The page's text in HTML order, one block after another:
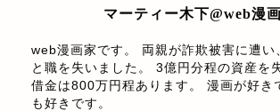
マーティー木下@web漫
web漫画家です。 両親が詐欺被害に遭い
と職を失いました。 3億円分程の資産を
借金は800万円程あります。 漫画が好き
も好きです。